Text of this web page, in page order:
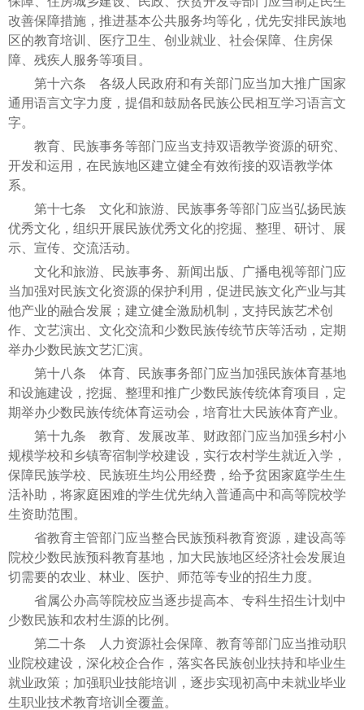
改善保障措施，推进基本公共服务均等化，优先安排民族地
区的教育培训、医疗卫生、创业就业、社会保障、住房保
障、残疾人服务等项目。
第十六条 各级人民政府和有关部门应当加大推广国家
通用语言文字力度，提倡和鼓励各民族公民相互学习语言文
字。
教育、民族事务等部门应当支持双语教学资源的研究、
开发和运用，在民族地区建立健全有效衔接的双语教学体
系。
第十七条 文化和旅游、民族事务等部门应当弘扬民族
优秀文化，组织开展民族优秀文化的挖掘、整理、研讨、展
示、宣传、交流活动。
文化和旅游、民族事务、新闻出版、广播电视等部门应
当加强对民族文化资源的保护利用，促进民族文化产业与其
他产业的融合发展；建立健全激励机制，支持民族艺术创
作、文艺演出、文化交流和少数民族传统节庆等活动，定期
举办少数民族文艺汇演。
第十八条 体育、民族事务部门应当加强民族体育基地
和设施建设，挖掘、整理和推广少数民族传统体育项目，定
期举办少数民族传统体育运动会，培育壮大民族体育产业。
第十九条 教育、发展改革、财政部门应当加强乡村小
规模学校和乡镇寄宿制学校建设，实行农村学生就近入学，
保障民族学校、民族班生均公用经费，给予贫困家庭学生生
活补助，将家庭困难的学生优先纳入普通高中和高等院校学
生资助范围。
省教育主管部门应当整合民族预科教育资源，建设高等
院校少数民族预科教育基地，加大民族地区经济社会发展迫
切需要的农业、林业、医护、师范等专业的招生力度。
省属公办高等院校应当逐步提高本、专科生招生计划中
少数民族和农村生源的比例。
第二十条 人力资源社会保障、教育等部门应当推动职
业院校建设，深化校企合作，落实各民族创业扶持和毕业生
就业政策；加强职业技能培训，逐步实现初高中未就业毕业
生职业技术教育培训全覆盖。